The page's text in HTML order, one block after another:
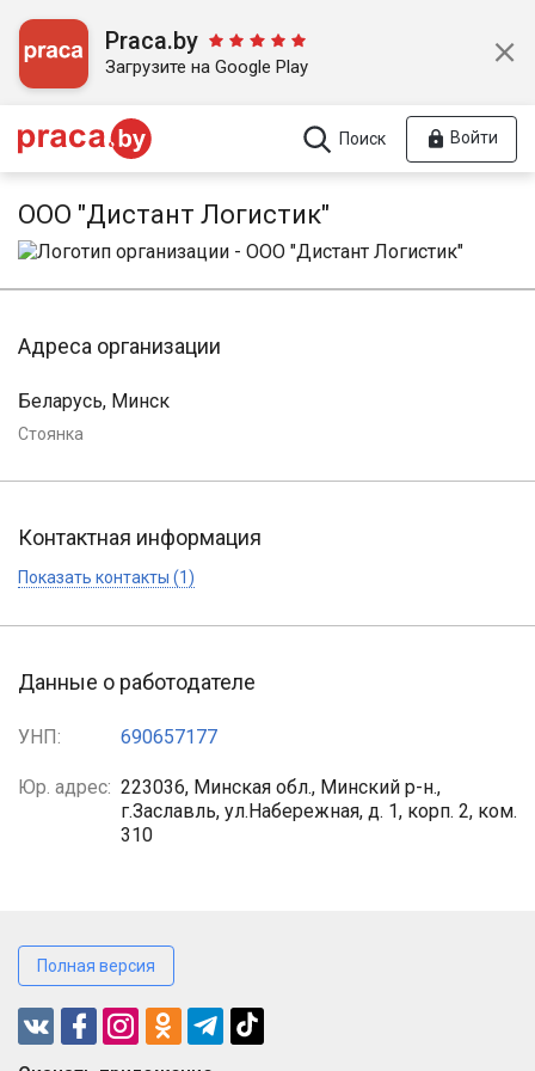
Praca.by
Загрузите на Google Play
Поиск Войти
ООО "Дистант Логистик"
Адреса организации
Беларусь, Минск
Стоянка
Контактная информация
Показать контакты (1)
Данные о работодателе
УНП: 690657177
Юр. адрес: 223036, Минская обл., Минский р-н.,
г.Заславль, ул.Набережная, д. 1, корп. 2, ком.
310
Полная версия